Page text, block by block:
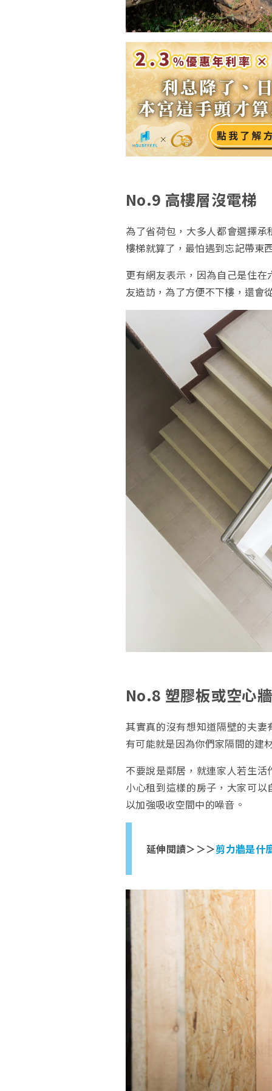
No.9 高樓層沒電梯
為了省荷包，大多人都會選擇
樓梯就算了，最怕遇到忘記帶東
更有網友表示，因為自己是住
友造訪，為了方便不下樓，還會
No.8 塑膠板或空心
其實真的沒有想知道隔壁的夫
有可能就是因為你們家隔間的建
不要說是鄰居，就連家人若生
小心租到這樣的房子，大家可
以加強吸收空間中的噪音。
延伸閱讀＞＞＞剪力牆是什